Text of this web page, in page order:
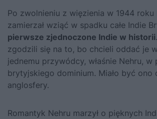
Po zwolnieniu z więzienia w 1944 roku
zamierzał wziąć w spadku całe Indie
pierwsze zjednoczone Indie w historii
zgodzili się na to, bo chcieli oddać je
jednemu przywódcy, właśnie Nehru, w
brytyjskiego dominium. Miało być ono
anglosfery.
Romantyk Nehru marzył o pięknych